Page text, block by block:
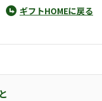
ギフトHOMEに戻る